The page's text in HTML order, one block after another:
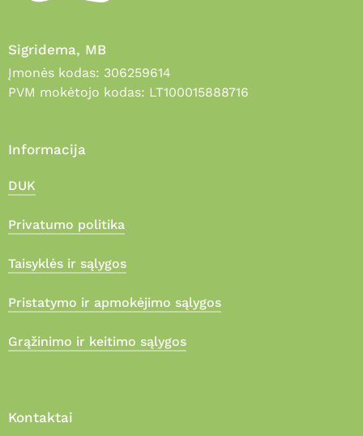
Sigridema, MB
Įmonės kodas: 306259614
PVM mokėtojo kodas: LT100015888716
Informacija
DUK
Privatumo politika
Taisyklės ir sąlygos
Pristatymo ir apmokėjimo sąlygos
Grąžinimo ir keitimo sąlygos
Kontaktai